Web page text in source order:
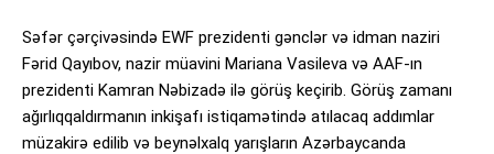
Səfər çərçivəsində EWF prezidenti gənclər və idman naziri
Fərid Qayıbov, nazir müavini Mariana Vasileva və AAF-ın
prezidenti Kamran Nəbizadə ilə görüş keçirib. Görüş zamanı
ağırlıqqaldırmanın inkişafı istiqamətində atılacaq addımlar
müzakirə edilib və beynəlxalq yarışların Azərbaycanda